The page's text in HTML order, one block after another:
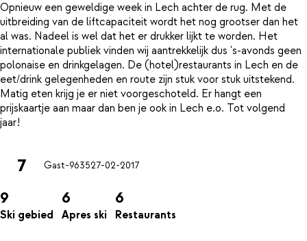
Opnieuw een geweldige week in Lech achter de rug. Met de
uitbreiding van de liftcapaciteit wordt het nog grootser dan het
al was. Nadeel is wel dat het er drukker lijkt te worden. Het
internationale publiek vinden wij aantrekkelijk dus 's-avonds geen
polonaise en drinkgelagen. De (hotel)restaurants in Lech en de
eet/drink gelegenheden en route zijn stuk voor stuk uitstekend.
Matig eten krijg je er niet voorgeschoteld. Er hangt een
prijskaartje aan maar dan ben je ook in Lech e.o. Tot volgend
7 Gast-963527-02-2017
9
Ski gebied
6
Apres ski
6
Restaurants